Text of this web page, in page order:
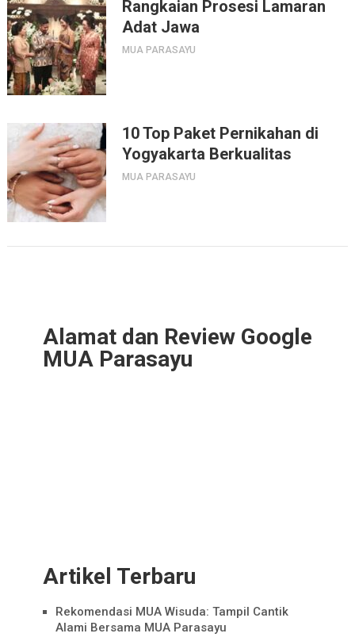
Rangkaian Prosesi Lamaran
Adat Jawa
MUA PARASAYU
10 Top Paket Pernikahan di
Yogyakarta Berkualitas
MUA PARASAYU
Alamat dan Review Google
MUA Parasayu
Artikel Terbaru
Rekomendasi MUA Wisuda: Tampil Cantik
Alami Bersama MUA Parasayu